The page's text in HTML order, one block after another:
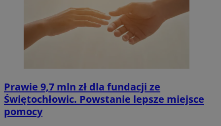
Prawie 9,7 mln zł dla fundacji ze
Świętochłowic. Powstanie lepsze miejsce
pomocy